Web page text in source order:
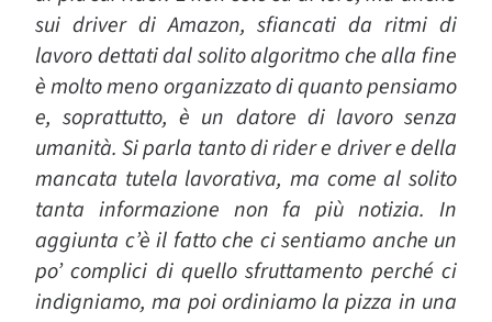
sui driver di Amazon, sfiancati da ritmi di
lavoro dettati dal solito algoritmo che alla fine
è molto meno organizzato di quanto pensiamo
e, soprattutto, è un datore di lavoro senza
umanità. Si parla tanto di rider e driver e della
mancata tutela lavorativa, ma come al solito
tanta informazione non fa più notizia. In
aggiunta c’è il fatto che ci sentiamo anche un
po’ complici di quello sfruttamento perché ci
indigniamo, ma poi ordiniamo la pizza in una